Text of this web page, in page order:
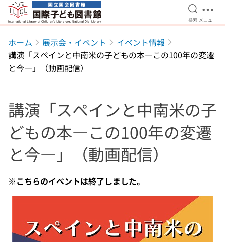
本文へ移動
検索を
検索 メ
メニュー
ホーム 展示会・イベント
イベント情報
講演「スペインと中南米の子どもの本―この100年の変遷
と今―」（動画配信）
講演「スペインと中南米の子
どもの本―この100年の変遷
と今―」（動画配信）
※こちらのイベントは終了しました。